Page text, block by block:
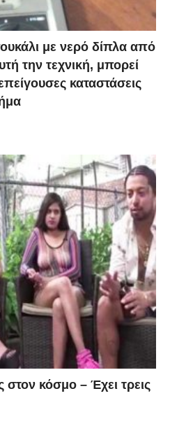
με νερό δίπλα από
την τεχνική, μπορεί
καταστάσεις
κόσμο – Έχει τρεις